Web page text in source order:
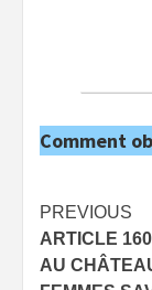
Comment
Post
PREVIOUS
ARTICLE
AU